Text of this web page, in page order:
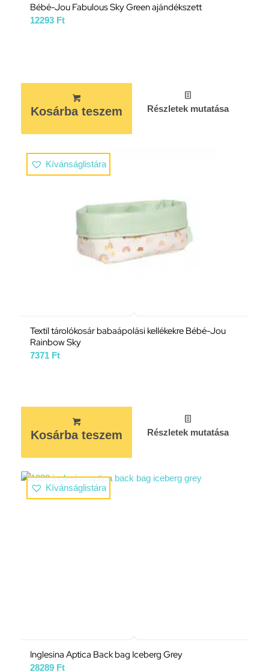
Bébé-Jou Fabulous Sky Green ajándékszett
12293 Ft
Kosárba teszem Részletek mutatása
Kívánságlistára
Textil tárolókosár babaápolási kellékekre Bébé-Jou
Rainbow Sky
7371 Ft
Kosárba teszem Részletek mutatása
Kívánságlistára
Inglesina Aptica Back bag Iceberg Grey
28289 Ft